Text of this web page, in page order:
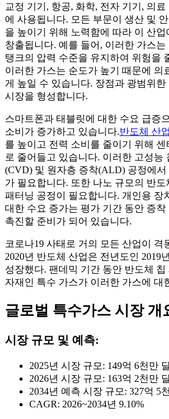
교정 기기, 항공, 화학, 전자 기기, 의
에 사용됩니다. 모든 부문이 생산 및
을 높이기 위해 노력함에 따라 이 산
창출됩니다. 예를 들어, 이러한 가스는
탱크의 압력 수준을 유지하여 위험을
이러한 가스는 순도가 높기 때문에 의
게 높일 수 있습니다. 장점과 광범위한
시장을 형성합니다.
스마트폰과 태블릿에 대한 수요 급증
소비가 증가하고 있습니다.반도체 산업
를 높이고 전력 소비를 줄이기 위해
로 줄어들고 있습니다. 이러한 고성능
(CVD) 및 원자층 증착(ALD) 공정에서
가 필요합니다. 또한 나노 규모의 반도
패터닝 공정이 필요합니다. 개인용 장
대한 수요 증가는 평가 기간 동안 증
촉진할 준비가 되어 있습니다.
코로나19 사태로 거의 모든 산업이 격
2020년 반도체 산업은 전년도인 2019
성장했다. 팬데믹 기간 동안 반도체 칩
자재인 특수 가스가 이러한 가스에 대
글로벌 특수가스 시장 개
시장 규모 및 예측:
2025년 시장 규모: 149억 6천만
2026년 시장 규모: 163억 2천만
2034년 예측 시장 규모: 327억 5
CAGR: 2026~2034년 9.10%